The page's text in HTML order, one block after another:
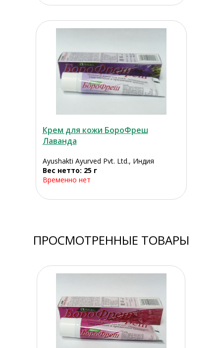
Крем для кожи БороФреш
Лаванда
Ayushakti Ayurved Pvt. Ltd., Индия
Вес нетто: 25 г
Временно нет
ПРОСМОТРЕННЫЕ ТОВАРЫ